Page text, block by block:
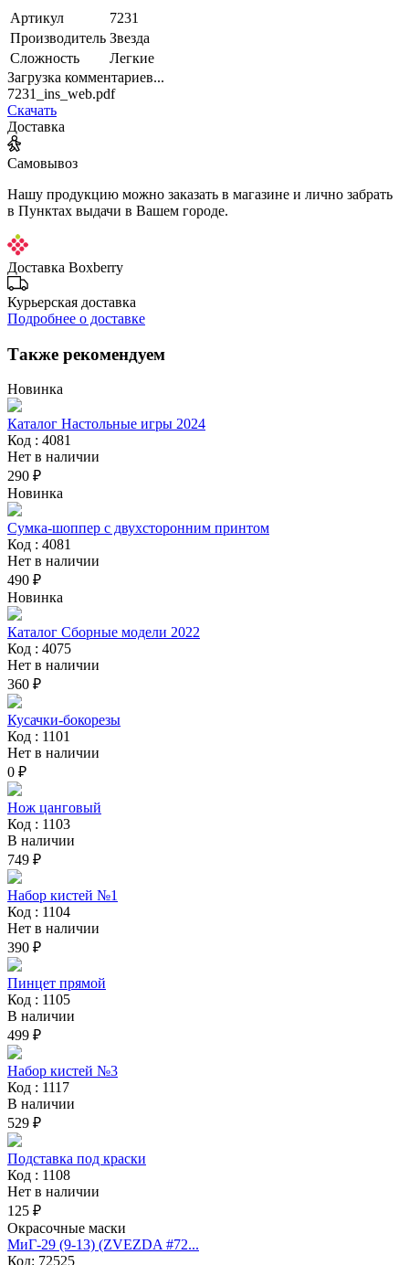
Артикул
7231
Производитель Звезда
Сложность
Легкие
Загрузка комментариев...
7231_ins_web.pdf
Скачать
Доставка
Самовывоз
Нашу продукцию можно заказать в магазине и лично забрать
в Пунктах выдачи в Вашем городе.
Доставка Boxberry
Курьерская доставка
Подробнее о доставке
Также рекомендуем
Новинка
Каталог Настольные игры 2024
Код : 4081
Нет в наличии
290 ₽
Новинка
Сумка-шоппер с двухсторонним принтом
Код : 4081
Нет в наличии
490 ₽
Новинка
Каталог Сборные модели 2022
Код : 4075
Нет в наличии
360 ₽
Кусачки-бокорезы
Код : 1101
Нет в наличии
0 ₽
Нож цанговый
Код : 1103
В наличии
749 ₽
Набор кистей №1
Код : 1104
Нет в наличии
390 ₽
Пинцет прямой
Код : 1105
В наличии
499 ₽
Набор кистей №3
Код : 1117
В наличии
529 ₽
Подставка под краски
Код : 1108
Нет в наличии
125 ₽
Окрасочные маски
МиГ-29 (9-13) (ZVEZDA #72...
Код: 72525